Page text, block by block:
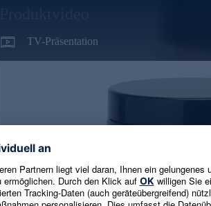
TV-Präsentation